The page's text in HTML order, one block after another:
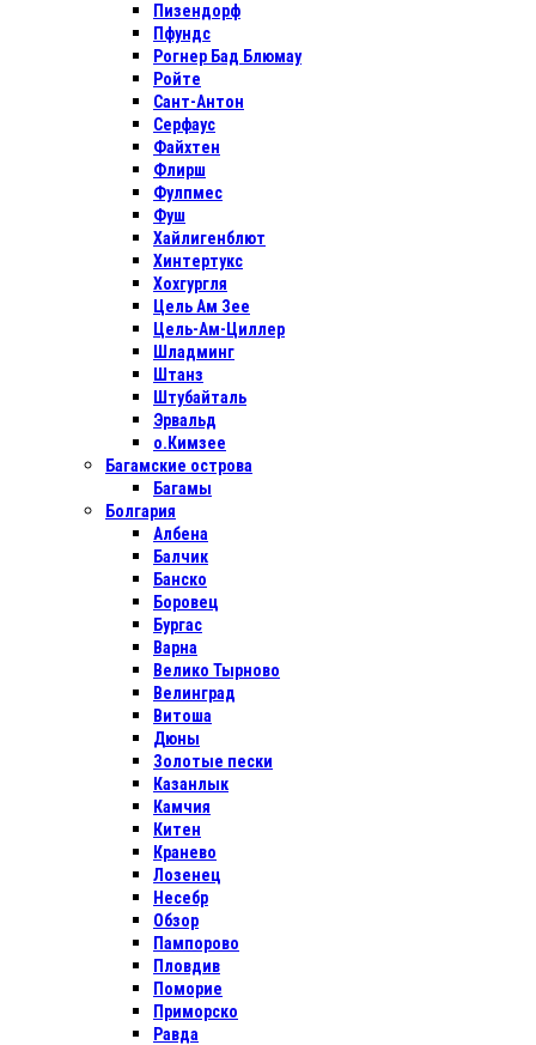
Пизендорф
Пфундс
Рогнер Бад Блюмау
Ройте
Сант-Антон
Серфаус
Файхтен
Флирш
Фулпмес
Фуш
Хайлигенблют
Хинтертукс
Хохгургля
Цель Ам Зее
Цель-Ам-Циллер
Шладминг
Штанз
Штубайталь
Эрвальд
о.Кимзее
Багамские острова
Багамы
Болгария
Албена
Балчик
Банско
Боровец
Бургас
Варна
Велико Тырново
Велинград
Витоша
Дюны
Золотые пески
Казанлык
Камчия
Китен
Кранево
Лозенец
Несебр
Обзор
Пампорово
Пловдив
Поморие
Приморско
Равда